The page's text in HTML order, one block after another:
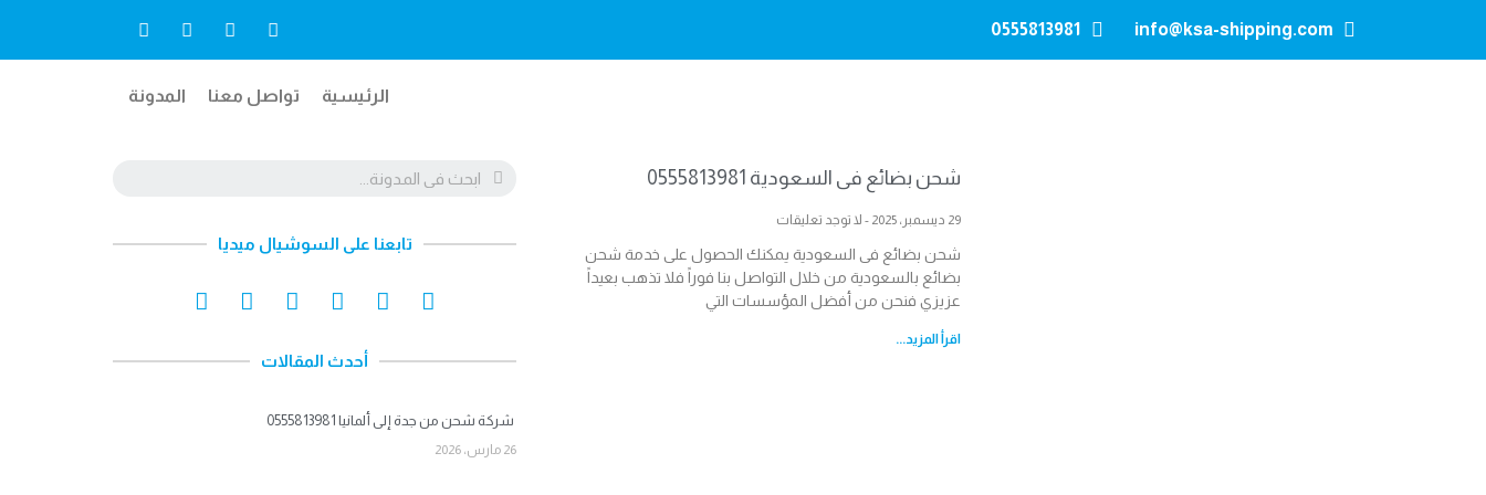
info@ksa-shipping.com
0555813981
الرئيسية تواصل معنا المدونة
شحن بضائع فى السعودية 0555813981
29 ديسمبر، 2025 لا توجد تعليقات
شحن بضائع فى السعودية يمكنك الحصول على خدمة شحن
بضائع بالسعودية من خلال التواصل بنا فوراً فلا تذهب بعيداً
عزيزي فنحن من أفضل المؤسسات التي
اقرأ المزيد...
تابعنا على السوشيال ميديا
أحدث المقالات
شركة شحن من جدة إلى ألمانيا 0555813981
26 مارس، 2026